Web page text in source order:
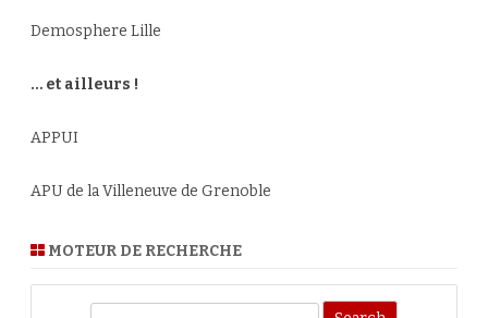
Demosphere Lille
… et ailleurs !
APPUI
APU de la Villeneuve de Grenoble
MOTEUR DE RECHERCHE